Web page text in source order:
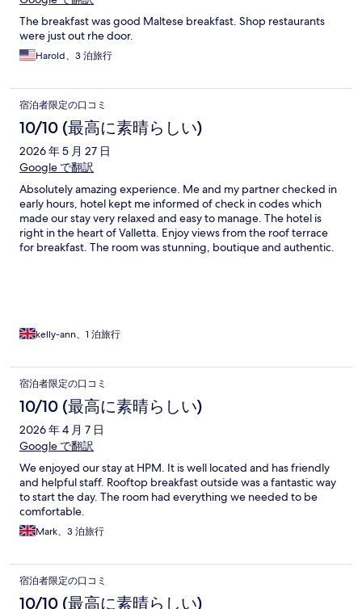
The breakfast was good Maltese breakfast. Shop restaurants
were just out rhe door.
Harold、3 泊旅行
宿泊者限定の口コミ
10/10 (最高に素晴らしい)
2026 年 5 月 27 日
Google で翻訳
Absolutely amazing experience. Me and my partner checked in
early hours, hotel kept me informed of check in codes which
made our stay very relaxed and easy to manage. The hotel is
right in the heart of Valletta. Enjoy views from the roof terrace
for breakfast. The room was stunning, boutique and authentic.
kelly-ann、1 泊旅行
宿泊者限定の口コミ
10/10 (最高に素晴らしい)
2026 年 4 月 7 日
Google で翻訳
We enjoyed our stay at HPM. It is well located and has friendly
and helpful staff. Rooftop breakfast outside was a fantastic way
to start the day. The room had everything we needed to be
comfortable.
Mark、3 泊旅行
宿泊者限定の口コミ
10/10 (最高に素晴らしい)